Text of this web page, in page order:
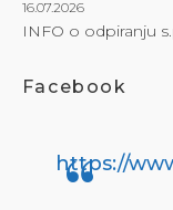
16.07.2026
INFO o odpiranju
Facebook
https://